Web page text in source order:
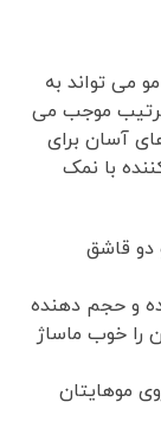
می تواند به
موجب می
آسان برای
با نمک
دو قاشق
و حجم دهنده
را خوب ماساژ
۱۰ الی ۲۰ دقیقه روی موهایتان